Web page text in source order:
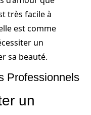
très facile à
est comme
un
sa beauté.
Professionnels
un